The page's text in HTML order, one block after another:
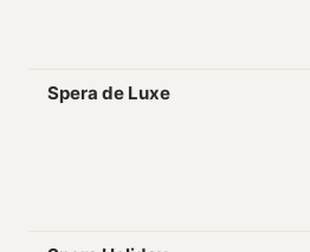
Spera de Luxe